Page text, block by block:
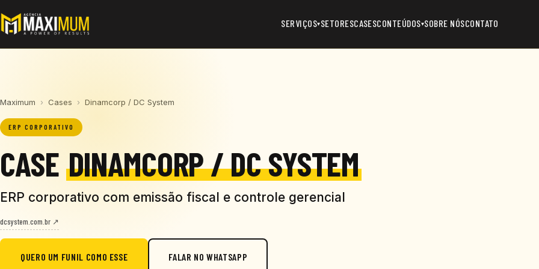
SERVIÇOS▾SETORESCASESCONTEÚDOS▾SOBRE NÓSCONTATO
Maximum › Cases › Dinamcorp / DC System
ERP CORPORATIVO
CASE DINAMCORP / DC SYSTEM
ERP corporativo com emissão fiscal e controle gerencial
dcsystem.com.br ↗
QUERO UM FUNIL COMO ESSE FALAR NO WHATSAPP